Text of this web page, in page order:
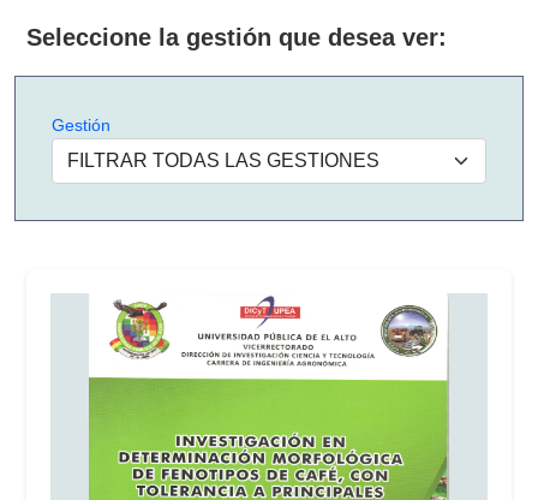
Seleccione la gestión que desea ver:
Gestión